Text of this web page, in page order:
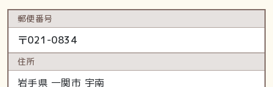
郵便番号
〒021-0834
住所
岩手県 一関市 宇南